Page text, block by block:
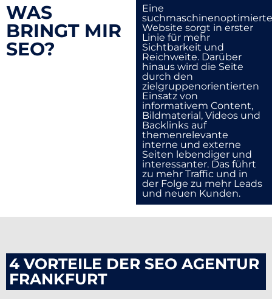
WAS
BRINGT MIR
SEO?
Eine
suchmaschinenoptimierte
Website sorgt in erster
Linie für mehr
Sichtbarkeit und
Reichweite. Darüber
hinaus wird die Seite
durch den
zielgruppenorientierten
Einsatz von
informativem Content,
Bildmaterial, Videos und
Backlinks auf
themenrelevante
interne und externe
Seiten lebendiger und
interessanter. Das führt
zu mehr Traffic und in
der Folge zu mehr Leads
und neuen Kunden.
4 VORTEILE DER SEO AGENTUR
FRANKFURT